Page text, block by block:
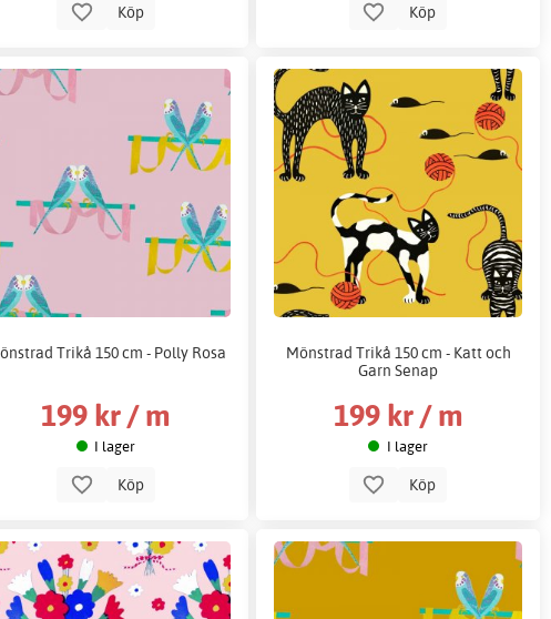
Köp Köp
Trikå 150 cm - Polly Rosa
199 kr / m
I lager
Köp
Mönstrad Trikå 150 cm - Katt och
Garn Senap
199 kr / m
I lager
Köp